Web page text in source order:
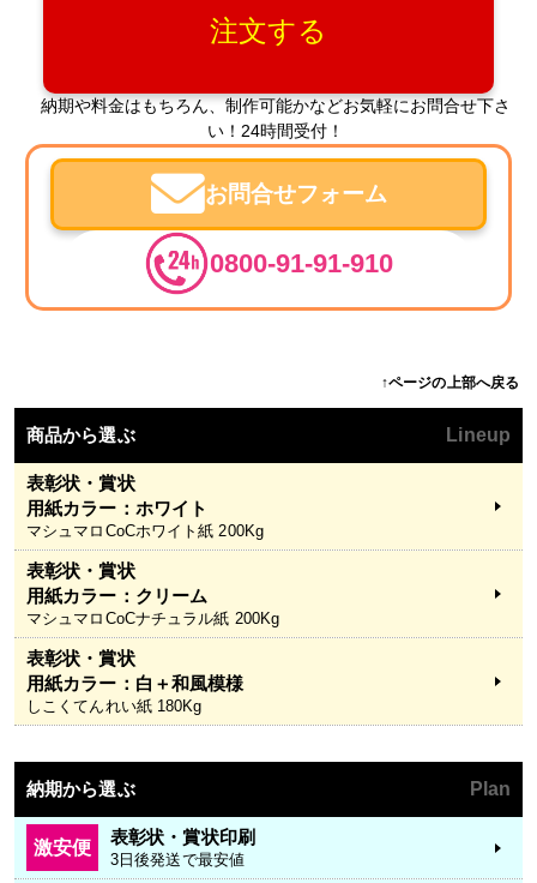
注文する
納期や料金はもちろん、制作可能かなどお気軽にお問合せ下さ
い！24時間受付！
お問合せフォーム
0800-91-91-910
↑ページの上部へ戻る
商品から選ぶ Lineup
表彰状・賞状
用紙カラー：ホワイト
マシュマロCoCホワイト紙 200Kg
表彰状・賞状
用紙カラー：クリーム
マシュマロCoCナチュラル紙 200Kg
表彰状・賞状
用紙カラー：白＋和風模様
しこくてんれい紙 180Kg
納期から選ぶ Plan
激安便 表彰状・賞状印刷
3日後発送で最安値